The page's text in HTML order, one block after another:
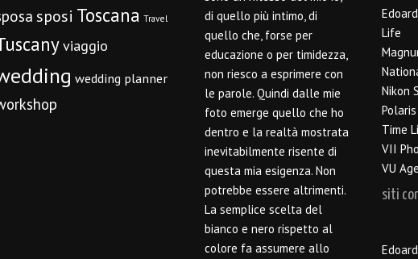
sposi Toscana Travel
viaggio
wedding planner
di quello più intimo, di
quello che, forse per
educazione o per timidezza,
non riesco a esprimere con
le parole. Quindi dalle mie
foto emerge quello che ho
dentro e la realtà mostrata
inevitabilmente risente di
questa mia esigenza. Non
potrebbe essere altrimenti.
La semplice scelta del
bianco e nero rispetto al
colore fa assumere allo
Life
Nikon
Time
VII
VU
siti